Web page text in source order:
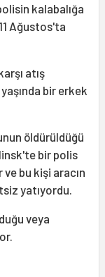
kalabalığa
Ağustos'ta
atış
bir erkek
öldürüldüğü
bir polis
bu kişi aracın
yatıyordu.
veya